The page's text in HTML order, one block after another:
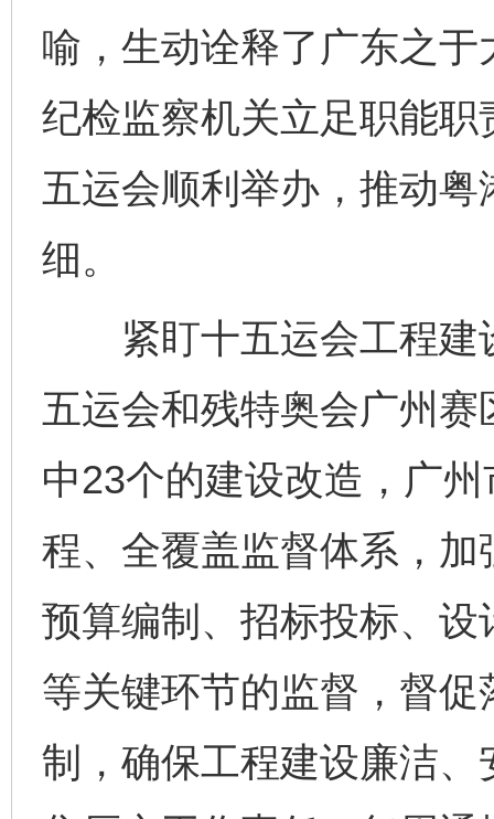
喻，生动诠释了广东之
纪检监察机关立足职能
五运会顺利举办，推动
细。
紧盯十五运会工程建
五运会和残特奥会广州
中23个的建设改造，广
程、全覆盖监督体系，
预算编制、招标投标、
等关键环节的监督，督
制，确保工程建设廉洁